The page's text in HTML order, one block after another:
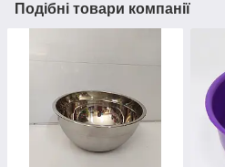
Подібні товари компанії